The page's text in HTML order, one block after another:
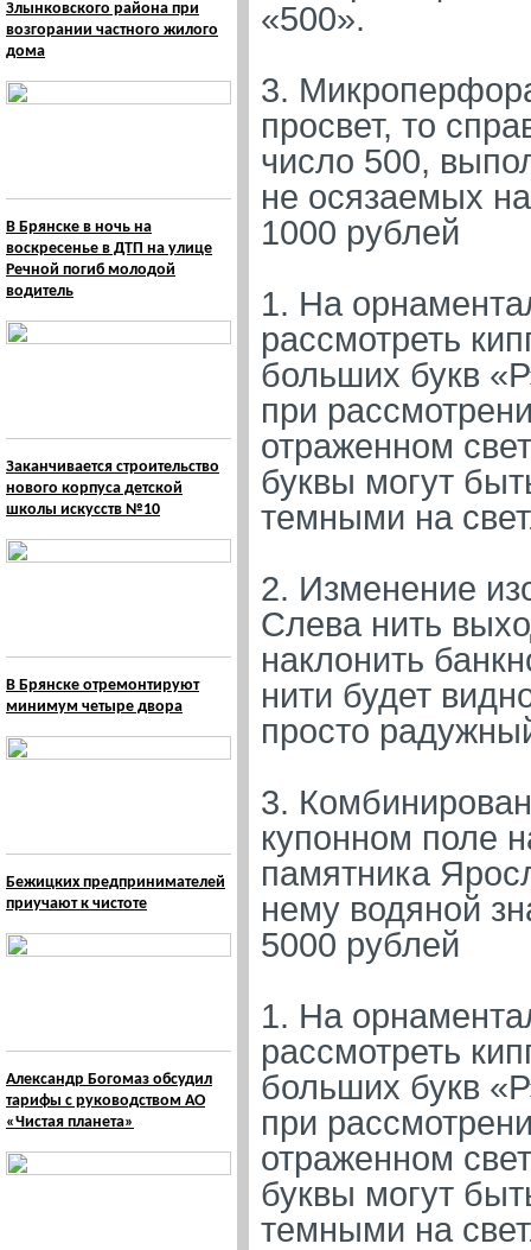
Злынковского района при
возгорании частного жилого
дома
В Брянске в ночь на
воскресенье в ДТП на улице
Речной погиб молодой
водитель
Заканчивается строительство
нового корпуса детской
школы искусств №10
В Брянске отремонтируют
минимум четыре двора
Бежицких предпринимателей
приучают к чистоте
Александр Богомаз обсудил
тарифы с руководством АО
«Чистая планета»
«500».
3.
просвет, то
число 500,
не осязаемых
1000 рублей
1. На
рассмотреть
больших букв
при
отраженном
буквы могут
темными на
2. Изменение
Слева нить
наклонить
нити будет
просто
3.
купонном поле
памятника
нему водяной
5000 рублей
1. На
рассмотреть
больших букв
при
отраженном
буквы могут
темными на